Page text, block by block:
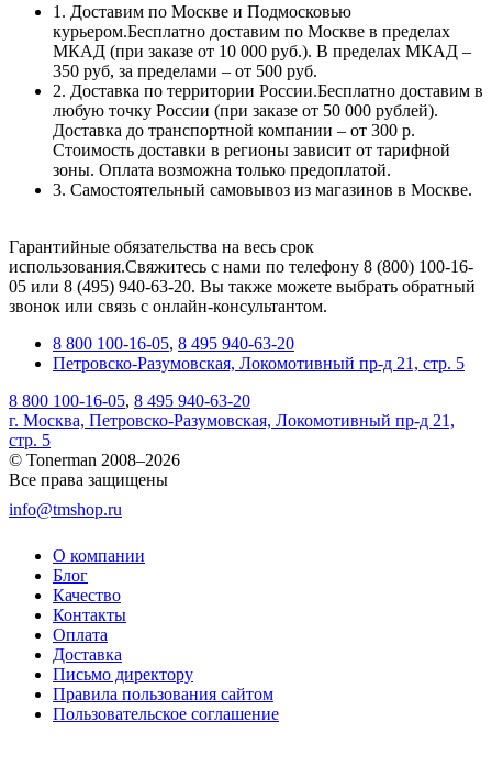
1. Доставим по Москве и Подмосковью
курьером.Бесплатно доставим по Москве в пределах
МКАД (при заказе от 10 000 руб.). В пределах МКАД –
350 руб, за пределами – от 500 руб.
2. Доставка по территории России.Бесплатно доставим в
любую точку России (при заказе от 50 000 рублей).
Доставка до транспортной компании – от 300 р.
Стоимость доставки в регионы зависит от тарифной
зоны. Оплата возможна только предоплатой.
3. Самостоятельный самовывоз из магазинов в Москве.
Гарантийные обязательства на весь срок
использования.Свяжитесь с нами по телефону 8 (800) 100-16-
05 или 8 (495) 940-63-20. Вы также можете выбрать обратный
звонок или связь с онлайн-консультантом.
8 800 100-16-05, 8 495 940-63-20
Петровско-Разумовская, Локомотивный пр-д 21, стр. 5
8 800 100-16-05, 8 495 940-63-20
г. Москва, Петровско-Разумовская, Локомотивный пр-д 21,
стр. 5
© Tonerman 2008–2026
Все права защищены
info@tmshop.ru
О компании
Блог
Качество
Контакты
Оплата
Доставка
Письмо директору
Правила пользования сайтом
Пользовательское соглашение